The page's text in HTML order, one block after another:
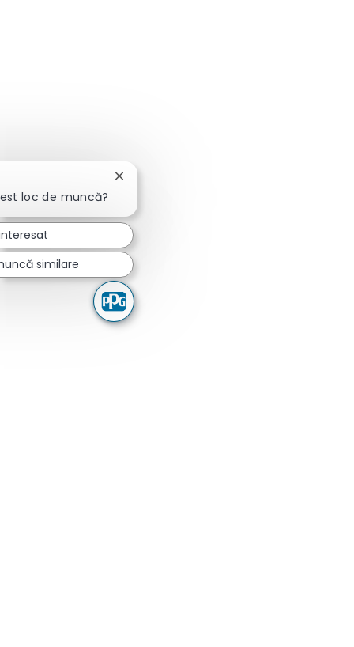
loc de muncă?
Închideți notificarea chatbot-ului
similare